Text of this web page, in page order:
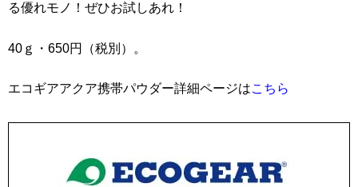
る優れモノ！ぜひお試しあれ！
40ｇ・650円（税別）。
エコギアアクア携帯パウダー詳細ページはこちら